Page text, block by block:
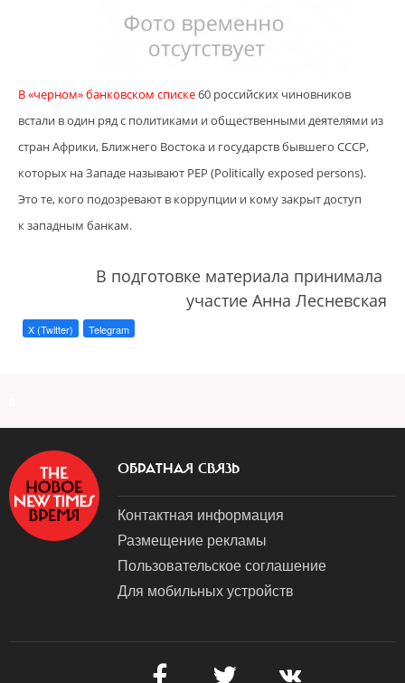
В «черном» банковском списке60 российских чиновников
встали в один ряд с политиками и общественными деятелями из
стран Африки, Ближнего Востока и государств бывшего СССР,
которых на Западе называют PEP (Politically exposed persons).
Это те, кого подозревают в коррупции и кому закрыт доступ
к западным банкам.
В подготовке материала принимала
участие Анна Лесневская
X (Twitter) Telegram
ОБРАТНАЯ СВЯЗЬ
Контактная информация
Размещение рекламы
Пользовательское соглашение
Для мобильных устройств